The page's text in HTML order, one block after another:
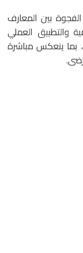
بين المعارف
والتطبيق العملي
بما ينعكس مباشرة